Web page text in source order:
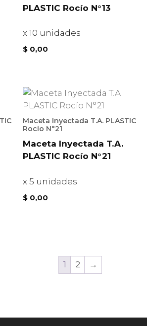
PLASTIC Rocío N°13
x 10 unidades
$ 0,00
Maceta Inyectada T.A. PLASTIC
Rocío N°21
Maceta Inyectada T.A.
PLASTIC Rocío N°21
x 5 unidades
$ 0,00
1 2 →